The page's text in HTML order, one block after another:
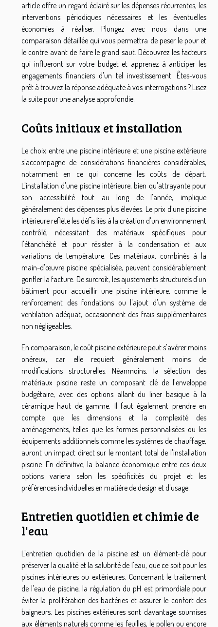
article offre un regard éclairé sur les dépenses récurrentes, les
interventions périodiques nécessaires et les éventuelles
économies à réaliser. Plongez avec nous dans une
comparaison détaillée qui vous permettra de peser le pour et
le contre avant de faire le grand saut. Découvrez les facteurs
qui influeront sur votre budget et apprenez à anticiper les
engagements financiers d'un tel investissement. Êtes-vous
prêt à trouvez la réponse adéquate à vos interrogations ? Lisez
la suite pour une analyse approfondie.
Coûts initiaux et installation
Le choix entre une piscine intérieure et une piscine extérieure
s'accompagne de considérations financières considérables,
notamment en ce qui concerne les coûts de départ.
L'installation d'une piscine intérieure, bien qu'attrayante pour
son accessibilité tout au long de l'année, implique
généralement des dépenses plus élevées. Le prix d'une piscine
intérieure reflète les défis liés à la création d'un environnement
contrôlé, nécessitant des matériaux spécifiques pour
l'étanchéité et pour résister à la condensation et aux
variations de température. Ces matériaux, combinés à la
main-d'œuvre piscine spécialisée, peuvent considérablement
gonfler la facture. De surcroît, les ajustements structurels d'un
bâtiment pour accueillir une piscine intérieure, comme le
renforcement des fondations ou l'ajout d'un système de
ventilation adéquat, occasionnent des frais supplémentaires
non négligeables.
En comparaison, le coût piscine extérieure peut s'avérer moins
onéreux, car elle requiert généralement moins de
modifications structurelles. Néanmoins, la sélection des
matériaux piscine reste un composant clé de l'enveloppe
budgétaire, avec des options allant du liner basique à la
céramique haut de gamme. Il faut également prendre en
compte que les dimensions et la complexité des
aménagements, telles que les formes personnalisées ou les
équipements additionnels comme les systèmes de chauffage,
auront un impact direct sur le montant total de l'installation
piscine. En définitive, la balance économique entre ces deux
options variera selon les spécificités du projet et les
préférences individuelles en matière de design et d'usage.
Entretien quotidien et chimie de
l'eau
L'entretien quotidien de la piscine est un élément-clé pour
préserver la qualité et la salubrité de l'eau, que ce soit pour les
piscines intérieures ou extérieures. Concernant le traitement
de l'eau de piscine, la régulation du pH est primordiale pour
éviter la prolifération des bactéries et assurer le confort des
baigneurs. Les piscines extérieures sont davantage soumises
aux éléments naturels comme les feuilles, le pollen ou encore